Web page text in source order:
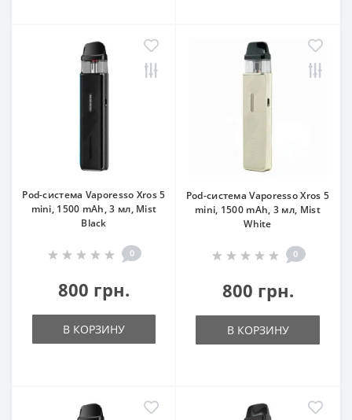
Pod-система Vaporesso Xros 5
mini, 1500 mAh, 3 мл, Mist
Black
0
800 грн.
В КОРЗИНУ
Pod-система Vaporesso Xros 5
mini, 1500 mAh, 3 мл, Mist
White
0
800 грн.
В КОРЗИНУ